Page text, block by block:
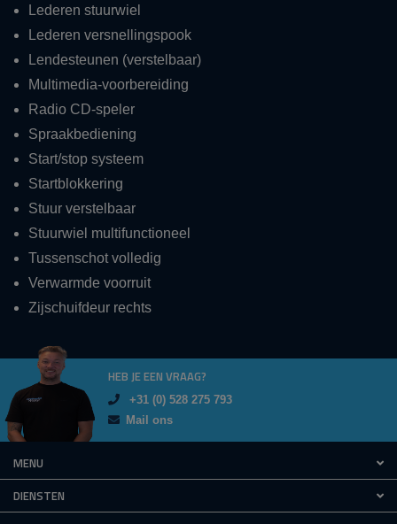
Lederen stuurwiel
Lederen versnellingspook
Lendesteunen (verstelbaar)
Multimedia-voorbereiding
Radio CD-speler
Spraakbediening
Start/stop systeem
Startblokkering
Stuur verstelbaar
Stuurwiel multifunctioneel
Tussenschot volledig
Verwarmde voorruit
Zijschuifdeur rechts
HEB JE EEN VRAAG?
+31 (0) 528 275 793
Mail ons
MENU
DIENSTEN